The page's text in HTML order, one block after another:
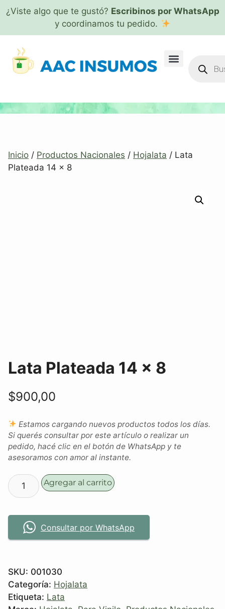
¿Viste algo que te gustó? Escribinos por WhatsApp
y coordinamos tu pedido.
Inicio / Productos Nacionales / Hojalata / Lata
Plateada 14 x 8
Lata Plateada 14 x 8
$900,00
Estamos cargando nuevos productos todos los días.
Si querés consultar por este artículo o realizar un
pedido, hacé clic en el botón de WhatsApp y te
asesoramos con amor al instante.
Agregar al carrito
Consultar por WhatsApp
SKU: 001030
Categoría: Hojalata
Etiqueta: Lata